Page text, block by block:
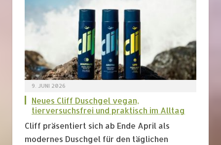
9. JUNI 2026
Neues Cliff Duschgel vegan,
tierversuchsfrei und praktisch im Alltag
Cliff präsentiert sich ab Ende April als
modernes Duschgel für den täglichen